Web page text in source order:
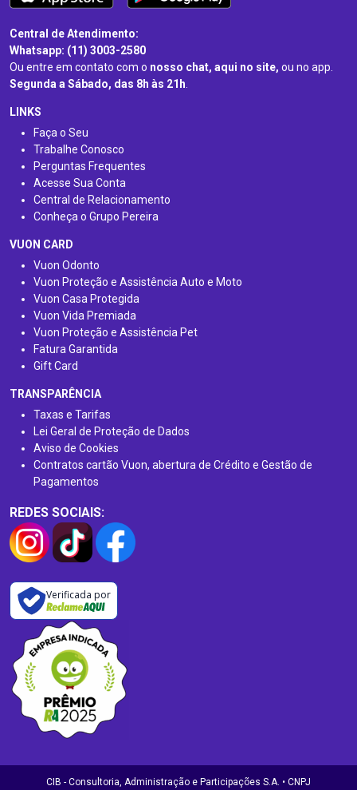
Central de Atendimento:
Whatsapp: (11) 3003-2580
Ou entre em contato com o nosso chat, aqui no site, ou no app.
Segunda a Sábado, das 8h às 21h.
LINKS
Faça o Seu
Trabalhe Conosco
Perguntas Frequentes
Acesse Sua Conta
Central de Relacionamento
Conheça o Grupo Pereira
VUON CARD
Vuon Odonto
Vuon Proteção e Assistência Auto e Moto
Vuon Casa Protegida
Vuon Vida Premiada
Vuon Proteção e Assistência Pet
Fatura Garantida
Gift Card
TRANSPARÊNCIA
Taxas e Tarifas
Lei Geral de Proteção de Dados
Aviso de Cookies
Contratos cartão Vuon, abertura de Crédito e Gestão de
Pagamentos
REDES SOCIAIS:
Verificada por
CIB - Consultoria, Administração e Participações S.A. • CNPJ